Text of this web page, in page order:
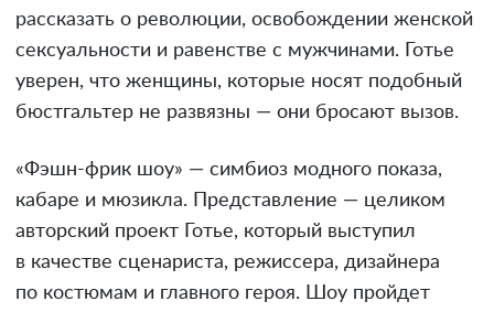
рассказать о революции, освобождении женской
сексуальности и равенстве с мужчинами. Готье
уверен, что женщины, которые носят подобный
бюстгальтер не развязны — они бросают вызов.
«Фэшн-фрик шоу» — симбиоз модного показа,
кабаре и мюзикла. Представление — целиком
авторский проект Готье, который выступил
в качестве сценариста, режиссера, дизайнера
по костюмам и главного героя. Шоу пройдет